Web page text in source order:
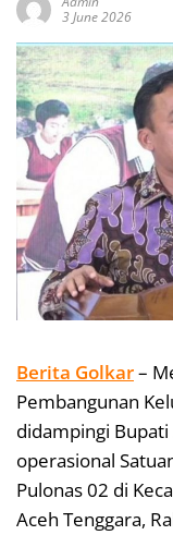
3 June 2026
Berita Golkar–
Pembangunan
didampingi
operasional
Pulonas 02 di
Aceh Tenggara,